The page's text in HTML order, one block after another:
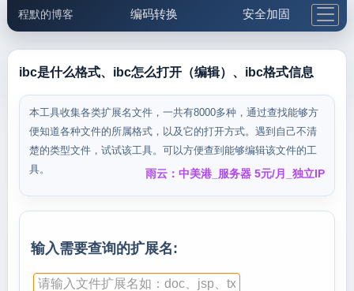
程默的博客 编码转换 安全加固
邮件工具 生活便民 更多工具
5.1支付宝大红包
ibc是什么格式、ibc怎么打开（编辑）、ibc格式信息
本工具收集各类扩展名文件，一共有8000多种，通过查找能够方
便知道各种文件的所属格式，以及它的打开方式。遇到自己不清
楚的类型文件，试试该工具。可以方便查到能够编辑该文件的工
具。
雨云：中美港_服务器 5元/月_独立IP
输入需要查询的扩展名: